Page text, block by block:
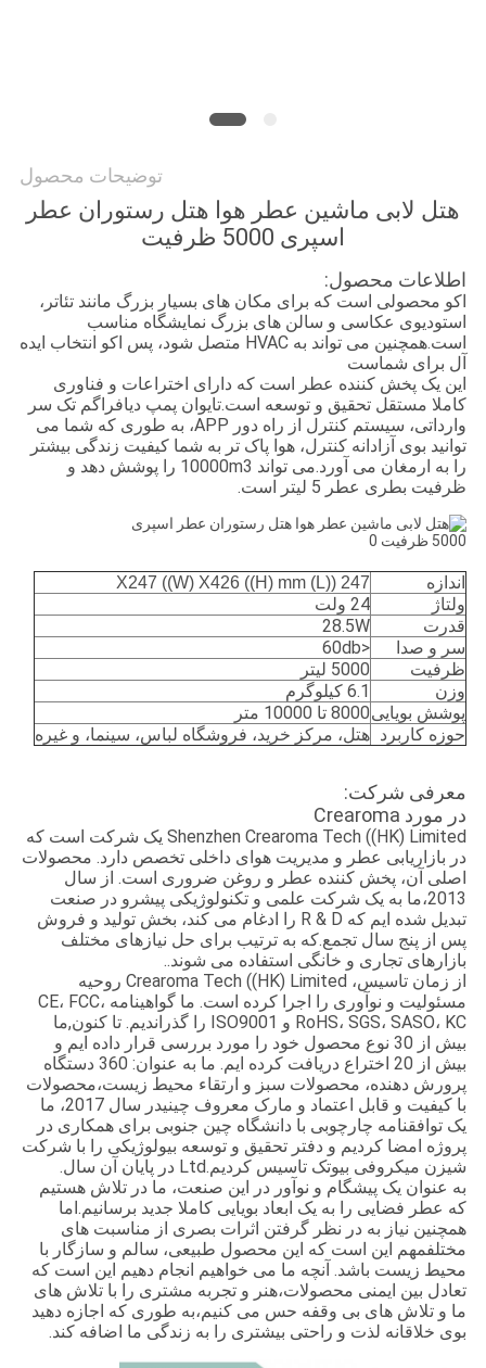
حفظ
خصوصی
توضیحات محصول
هتل لابی ماشین عطر هوا هتل رستوران عطر
اسپری 5000 ظرفیت
اطلاعات محصول:
اکو محصولی است که برای مکان های بسیار بزرگ مانند تئاتر،
استودیوی عکاسی و سالن های بزرگ نمایشگاه مناسب
است.همچنین می تواند به HVAC متصل شود، پس اکو انتخاب ایده
آل برای شماست
این یک پخش کننده عطر است که دارای اختراعات و فناوری
کاملا مستقل تحقیق و توسعه است.تایوان پمپ دیافراگم تک سر
وارداتی، سیستم کنترل از راه دور APP، به طوری که شما می
توانید بوی آزادانه کنترل، هوا پاک تر به شما کیفیت زندگی بیشتر
را به ارمغان می آورد.
می تواند 10000m3 را پوشش دهد و
ظرفیت بطری عطر 5 لیتر است.
اندازه 247 ((L) X247 ((W) X426 ((H) mm
ولتاژ
24 ولت
قدرت
28.5W
سر و صدا
<60db
ظرفیت
5000 لیتر
وزن
6.1 کیلوگرم
پوشش بویایی8000 تا 10000 متر
حوزه کاربرد هتل، مرکز خرید، فروشگاه لباس، سینما، و غیره
معرفی شرکت:
در مورد Crearoma
Shenzhen Crearoma Tech ((HK) Limited یک شرکت است که
در بازاریابی عطر و مدیریت هوای داخلی تخصص دارد. محصولات
اصلی آن، پخش کننده عطر و روغن ضروری است. از سال
2013،ما به یک شرکت علمی و تکنولوژیکی پیشرو در صنعت
تبدیل شده ایم که R & D را ادغام می کند، بخش تولید و فروش
پس از پنج سال تجمع.که به ترتیب برای حل نیازهای مختلف
بازارهای تجاری و خانگی استفاده می شوند..
از زمان تاسیس، Crearoma Tech ((HK) Limited روحیه
مسئولیت و نوآوری را اجرا کرده است. ما گواهینامه CE، FCC،
RoHS، SGS، SASO، KC و ISO9001 را گذراندیم. تا کنون,ما
بیش از 30 نوع محصول خود را مورد بررسی قرار داده ایم و
بیش از 20 اختراع دریافت کرده ایم. ما به عنوان: 360 دستگاه
پرورش دهنده، محصولات سبز و ارتقاء محیط زیست،محصولات
با کیفیت و قابل اعتماد و مارک معروف چینیدر سال 2017، ما
یک توافقنامه چارچوبی با دانشگاه چین جنوبی برای همکاری در
پروژه امضا کردیم و دفتر تحقیق و توسعه بیولوژیکی را با شرکت
شیزن میکروفی بیوتک تاسیس کردیم.Ltd در پایان آن سال.
به عنوان یک پیشگام و نوآور در این صنعت، ما در تلاش هستیم
که عطر فضایی را به یک ابعاد بویایی کاملا جدید برسانیم.اما
همچنین نیاز به در نظر گرفتن اثرات بصری از مناسبت های
مختلفمهم این است که این محصول طبیعی، سالم و سازگار با
محیط زیست باشد. آنچه ما می خواهیم انجام دهیم این است که
تعادل بین ایمنی محصولات،هنر و تجربه مشتری را با تلاش های
ما و تلاش های بی وقفه حس می کنیم،به طوری که اجازه دهید
بوی خلاقانه لذت و راحتی بیشتری را به زندگی ما اضافه کند.